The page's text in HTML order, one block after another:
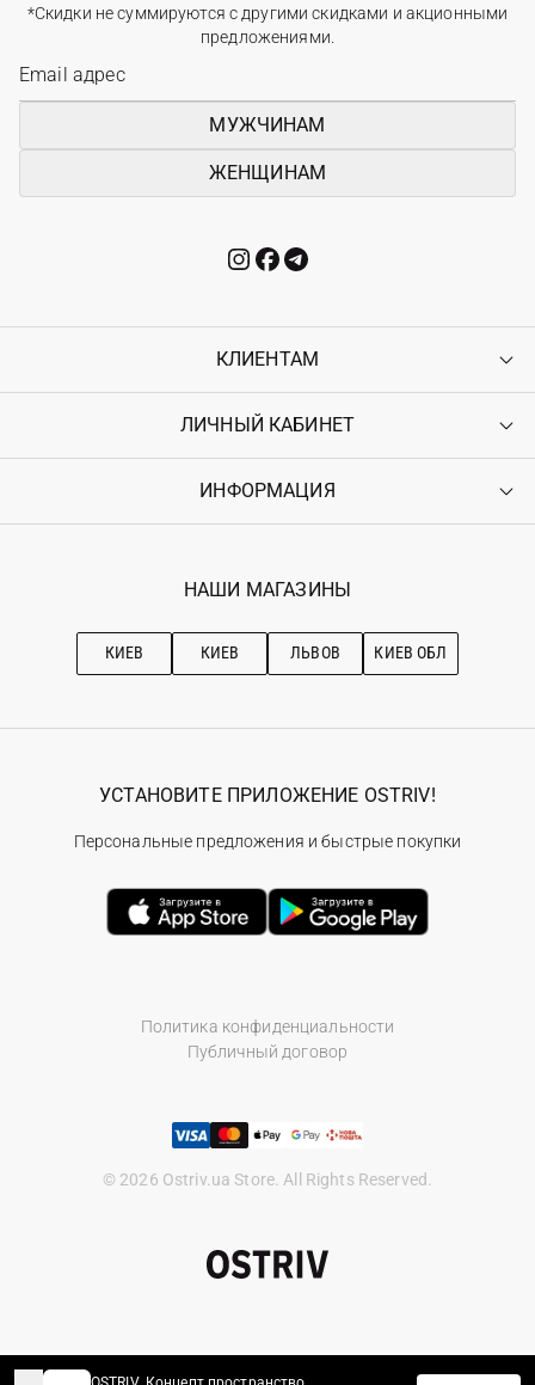
*Скидки не суммируются с другими скидками и акционными
предложениями.
МУЖЧИНАМ
ЖЕНЩИНАМ
КЛИЕНТАМ
Контакты
Возврат
Гарантия
ЛИЧНЫЙ КАБИНЕТ
Войти
Ostriv Club+
ИНФОРМАЦИЯ
Наши магазини
Рекомендации по уходу
НАШИ МАГАЗИНЫ
КИЕВ КИЕВ ЛЬВОВ КИЕВ ОБЛ
Политика конфиденциальности
Публичный договор
© 2026 Ostriv.ua Store. All Rights Reserved.
УСТАНОВИТЕ ПРИЛОЖЕНИЕ OSTRIV!
Персональные предложения и быстрые покупки